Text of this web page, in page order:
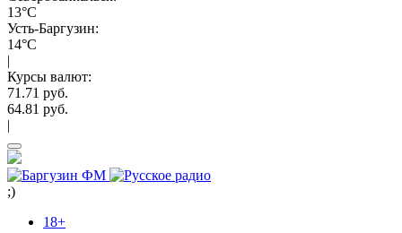
13°C
Усть-Баргузин:
14°C
|
Курсы валют:
71.71 руб.
64.81 руб.
|
;)
18+